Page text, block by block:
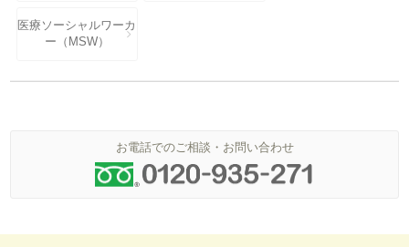
医療ソーシャルワーカ
ー（MSW）
お電話でのご相談・お問い合わせ